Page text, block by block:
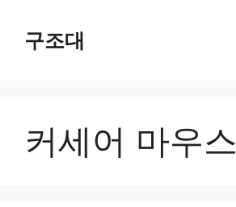
구조대
커세어 마우스